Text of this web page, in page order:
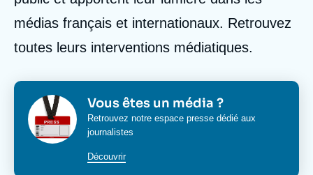
Analyses
Événements
L'Ifri en bref Proche-Orient
médias français et internationaux. Retrouvez
toutes leurs interventions médiatiques.
Image
bloc
media
Image
Titre
bloc
media
Vous êtes un média ?
Corps
media
Retrouvez notre espace presse dédié aux
journalistes
Découvrir